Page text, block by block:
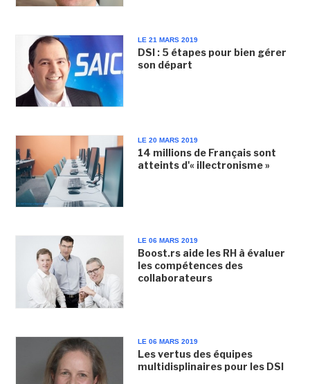
LE 21 MARS 2019
DSI : 5 étapes pour bien gérer
son départ
LE 20 MARS 2019
14 millions de Français sont
atteints d'« illectronisme »
LE 06 MARS 2019
Boost.rs aide les RH à évaluer
les compétences des
collaborateurs
LE 06 MARS 2019
Les vertus des équipes
multidisplinaires pour les DSI